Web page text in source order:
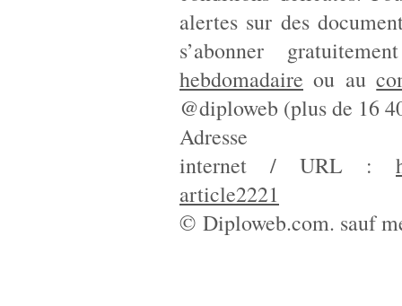
alertes sur des
s’abonner
hebdomadaire ou au
@diploweb (plus de 16
Adresse
internet / URL :
article2221
© Diploweb.com. sauf